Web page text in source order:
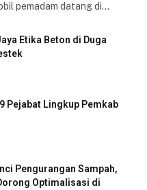
pemadam datang di…
Etika Beton di Duga
Pejabat Lingkup Pemkab
Pengurangan Sampah,
Optimalisasi di